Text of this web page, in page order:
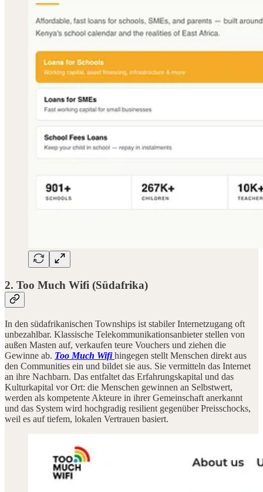
2. Too Much Wifi (Südafrika)
In den südafrikanischen Townships ist stabiler Internetzugang oft
unbezahlbar. Klassische Telekommunikationsanbieter stellen von
außen Masten auf, verkaufen teure Vouchers und ziehen die
Gewinne ab. Too Much Wifi hingegen stellt Menschen direkt aus
den Communities ein und bildet sie aus. Sie vermitteln das Internet
an ihre Nachbarn. Das entfaltet das Erfahrungskapital und das
Kulturkapital vor Ort: die Menschen gewinnen an Selbstwert,
werden als kompetente Akteure in ihrer Gemeinschaft anerkannt
und das System wird hochgradig resilient gegenüber Preisschocks,
weil es auf tiefem, lokalen Vertrauen basiert.